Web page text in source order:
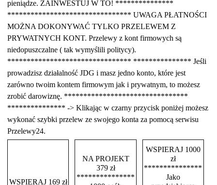
pieniądze. ZAINWESTUJ W TO! ***************
******************************** UWAGA PŁATNOŚCI
MOŻNA DOKONYWAĆ TYLKO PRZELEWEM Z
PRYWATNYCH KONT. Przelewy z kont firmowych są
niedopuszczalne ( tak wymyślili politycy).
******************************** *************** Jeśli
prowadzisz działalność JDG i masz jedno konto, które jest
zarówno twoim kontem firmowym jak i prywatnym, to możesz
zrobić darowiznę. ********************************
*************** -> Klikając w czarny przycisk poniżej możesz
wykonać szybki przelew ze swojego konta za pomocą serwisu
Przelewy24.
WSPIERAJ 169 zł
NA PROJEKT
379 zł
***************
WSPIERAJ 1000
zł
***************
Jako